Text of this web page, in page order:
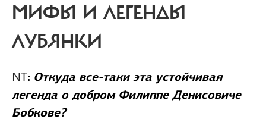
МИФЫ И ЛЕГЕНДЫ
ЛУБЯНКИ
NT: Откуда все-таки эта устойчивая
легенда о добром Филиппе Денисовиче
Бобкове?